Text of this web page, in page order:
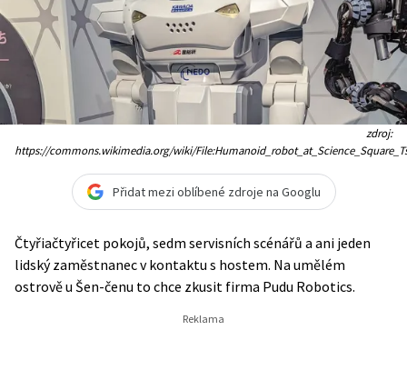
zdroj:
https://commons.wikimedia.org/wiki/
Přidat mezi oblíbené zdroje na Googlu
Čtyřiačtyřicet pokojů, sedm servisních scénářů a ani jeden
lidský zaměstnanec v kontaktu s hostem. Na umělém
ostrově u Šen-čenu to chce zkusit firma Pudu Robotics.